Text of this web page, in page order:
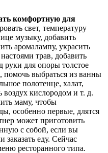
комфортную для
свет, температуру
музыку, добавить
аромалампу, украсить
трав, добавить
руки для опоры толстое
помочь выбраться из ванны
полотенце, халат,
кислородом и т. д.
маму, чтобы
особенно первые, длятся
может приготовить
с собой, если вы
заказать еду. Сейчас
ресторанного типа.